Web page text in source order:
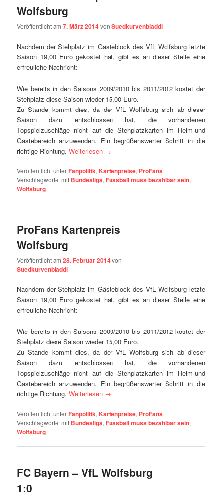
Wolfsburg
Veröffentlicht am7. März 2014vonSuedkurvenbladdl
Nachdem der Stehplatz im Gästeblock des VfL Wolfsburg letzte
Saison 19,00 Euro gekostet hat, gibt es an dieser Stelle eine
erfreuliche Nachricht:
Wie bereits in den Saisons 2009/2010 bis 2011/2012 kostet der
Stehplatz diese Saison wieder 15,00 Euro.
Zu Stande kommt dies, da der VfL Wolfsburg sich ab dieser
Saison dazu entschlossen hat, die vorhandenen
Topspielzuschläge nicht auf die Stehplatzkarten im Heim-und
Gästebereich anzuwenden. Ein begrüßenswerter Schritt in die
richtige Richtung.Weiterlesen →
Veröffentlicht unter Fanpolitik, Kartenpreise, ProFans |
Verschlagwortet mit Bundesliga, Fussball muss bezahlbar sein,
Wolfsburg
ProFans Kartenpreis
Wolfsburg
Veröffentlicht am28. Februar 2014von
Suedkurvenbladdl
Nachdem der Stehplatz im Gästeblock des VfL Wolfsburg letzte
Saison 19,00 Euro gekostet hat, gibt es an dieser Stelle eine
erfreuliche Nachricht:
Wie bereits in den Saisons 2009/2010 bis 2011/2012 kostet der
Stehplatz diese Saison wieder 15,00 Euro.
Zu Stande kommt dies, da der VfL Wolfsburg sich ab dieser
Saison dazu entschlossen hat, die vorhandenen
Topspielzuschläge nicht auf die Stehplatzkarten im Heim-und
Gästebereich anzuwenden. Ein begrüßenswerter Schritt in die
richtige Richtung.Weiterlesen →
Veröffentlicht unter Fanpolitik, Kartenpreise, ProFans |
Verschlagwortet mit Bundesliga, Fussball muss bezahlbar sein,
Wolfsburg
FC Bayern – VfL Wolfsburg
1:0